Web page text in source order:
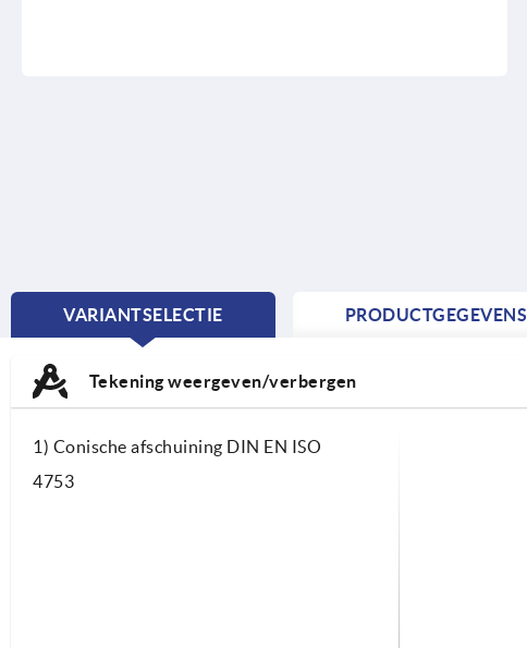
VARIANTSELECTIE
CURRENT
PRODUCTGEGEVENS
Tekening weergeven/verbergen
1) Conische afschuining DIN EN ISO
4753